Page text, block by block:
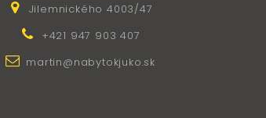
Jilemnického 4003/47
+421 947 903 407
martin@nabytokjuko.sk